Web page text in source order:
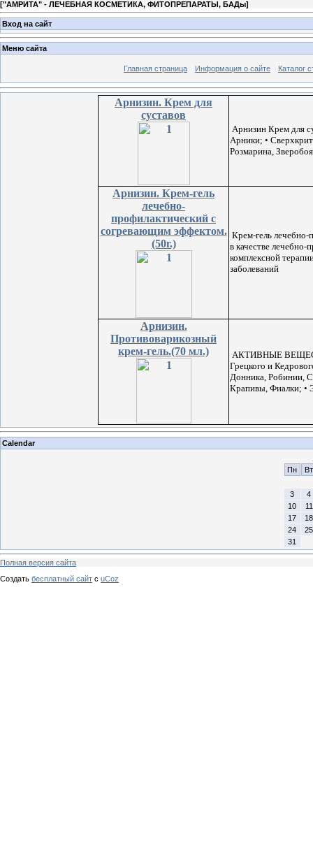
["АМРИТА" - ЛЕЧЕБНАЯ КОСМЕТИКА, ФИТОПРЕПАРАТЫ, БАДы]
Вход на сайт
Меню сайта
Главная страница Информация о сайте Каталог
Арнизин. Крем для
суставов
Арнизин Крем для
Арники; •
Розмарина,
Арнизин. Крем-гель
лечебно-
профилактический с
согревающим эффектом.
(50г.)
Крем-гель лечебно-
в качестве лечебно-
комплексной
заболеваний
Арнизин.
Противоварикозный
крем-гель.(70 мл.)
АКТИВНЫЕ
Грецкого и
Донника, Робинии,
Крапивы, Фиалки; •
Calendar
Пн
Вт
3
4
10
11
17
18
24
25
31
Полная версия сайта
Создать бесплатный сайт с uCoz